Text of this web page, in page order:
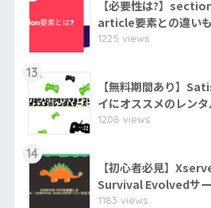
【必要性は?】
article要素との違い
1225 views
13
【無料期間あり】
イにオススメのレン
1208 views
14
【初心者必見】
Survival Evolvedサ
1183 views